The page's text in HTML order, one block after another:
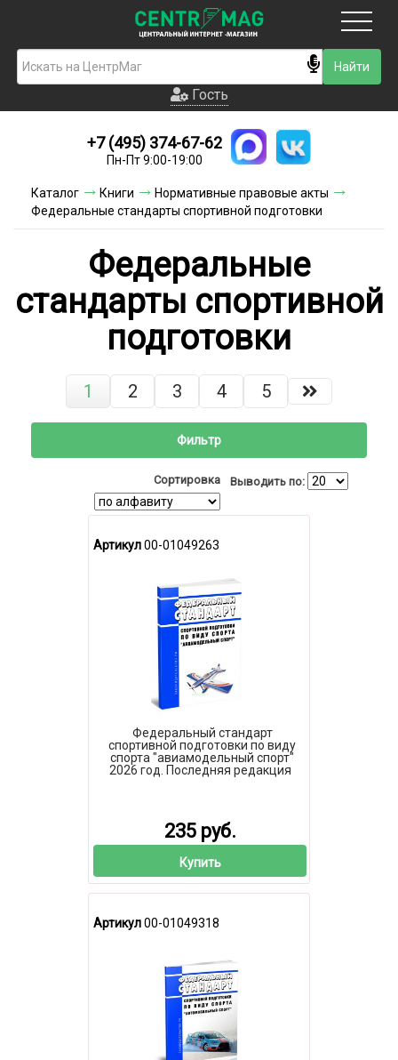
Гость
Новинки
Условия доставки
Контакты
Акции и скидки
Гость
+7 (495) 374-67-62
Пн-Пт 9:00-19:00
Каталог Книги
Нормативные правовые акты
Федеральные стандарты спортивной подготовки
Федеральные
стандарты спортивной
подготовки
1 2 3 4 5
Фильтр
Сортировка Выводить по:
Артикул00-01049263
Федеральный стандарт
спортивной подготовки по виду
спорта "авиамодельный спорт"
2026 год. Последняя редакция
235 руб.
Купить
Артикул00-01049318